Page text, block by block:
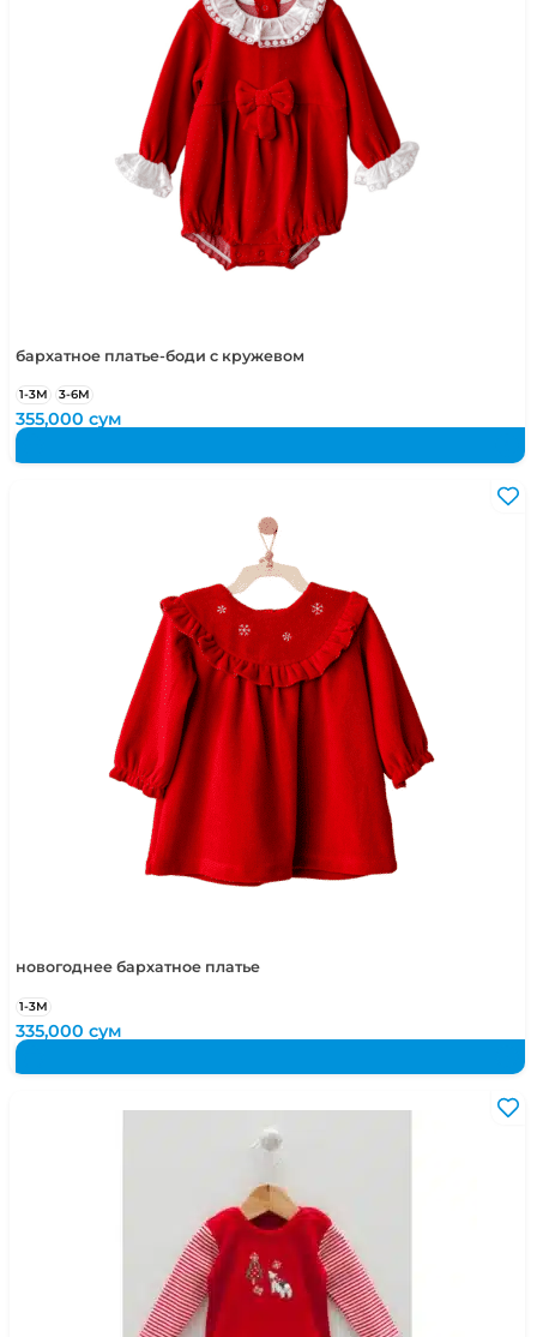
бархатное платье-боди с кружевом
1-3М 3-6М
355,000сум
новогоднее бархатное платье
1-3М
335,000сум